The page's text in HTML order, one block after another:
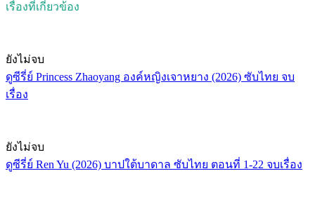
เรื่องที่เกี่ยวข้อง
ยังไม่จบ
ดูซีรี่ย์ Princess Zhaoyang องค์หญิงเจาหยาง (2026) ซับไทย จบ
เรื่อง
ยังไม่จบ
ดูซีรี่ย์ Ren Yu (2026) บาปใต้บาดาล ซับไทย ตอนที่ 1-22 จบเรื่อง